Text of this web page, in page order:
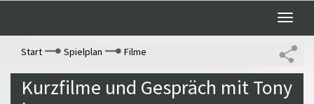
Toggle
Start
Spielplan Filme
Kurzfilme und Gespräch mit Tony